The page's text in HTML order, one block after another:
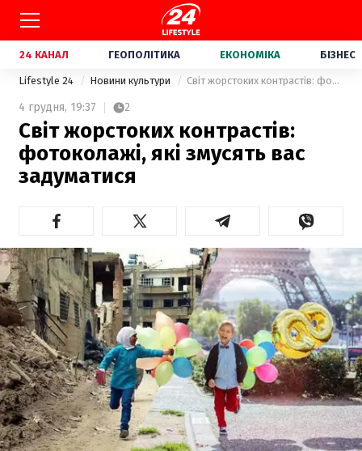
24 КАНАЛ ГЕОПОЛІТИКА ЕКОНОМІКА БІЗНЕС
Lifestyle 24 Новини культури Світ жорстоких контрастів: фотоколажі, які змусять вас задуматися
4 грудня, 19:37 2
Світ жорстоких контрастів:
фотоколажі, які змусять вас
задуматися